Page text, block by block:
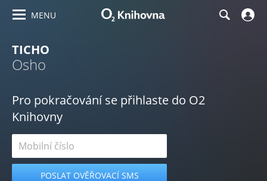
MENU
TICHO
Osho
Pro pokračování se přihlaste do O2
Knihovny